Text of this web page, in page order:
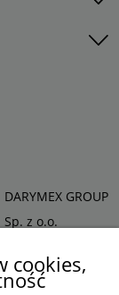
DARYMEX GROUP
Sp. z o.o.
32-620 Brzeszcze
cookies,